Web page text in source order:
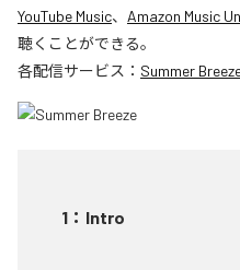
YouTube Music、 Amazon Music
聴くことができる。
各配信サービス： Summer
1 ： Intro